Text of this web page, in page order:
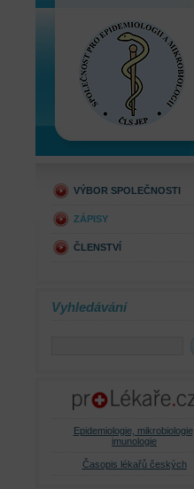
VÝBOR SPOLEČNOSTI
ZÁPISY
ČLENSTVÍ
Vyhledávání
Epidemiologie, mikrobiologie,
imunologie
Časopis lékařů českých